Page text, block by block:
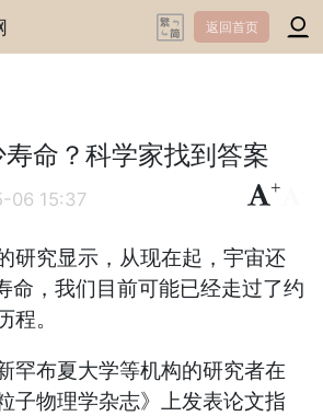
返回首页
命？科学家找到答案
06 15:37
+
究显示，从现在起，宇宙还
命，我们目前可能已经走过了约
程。
布夏大学等机构的研究者在
子物理学杂志》上发表论文指